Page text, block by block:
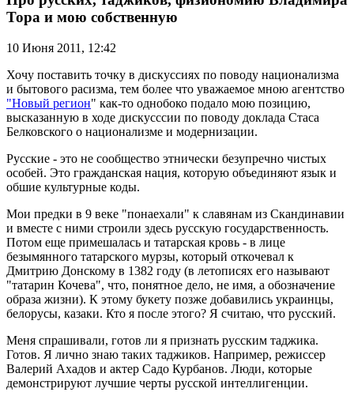
Тора и мою собственную
10 Июня 2011, 12:42
Хочу поставить точку в дискуссиях по поводу национализма
и бытового расизма, тем более что уважаемое мною агентство
"Новый регион" как-то однобоко подало мою позицию,
высказанную в ходе дискусссии по поводу доклада Стаса
Белковского о национализме и модернизации.
Русские - это не сообщество этнически безупречно чистых
особей. Это гражданская нация, которую объединяют язык и
обшие культурные коды.
Мои предки в 9 веке "понаехали" к славянам из Скандинавии
и вместе с ними строили здесь русскую государственность.
Потом еще примешалась и татарская кровь - в лице
безымянного татарского мурзы, который откочевал к
Дмитрию Донскому в 1382 году (в летописях его называют
"татарин Кочева", что, понятное дело, не имя, а обозначение
образа жизни). К этому букету позже добавились украинцы,
белорусы, казаки. Кто я после этого? Я считаю, что русский.
Меня спрашивали, готов ли я признать русским таджика.
Готов. Я лично знаю таких таджиков. Например, режиссер
Валерий Ахадов и актер Садо Курбанов. Люди, которые
демонстрируют лучшие черты русской интеллигенции.